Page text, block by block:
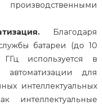
Благодаря
батареи (до 10
используется в
автоматизации для
интеллектуальных
интеллектуальные